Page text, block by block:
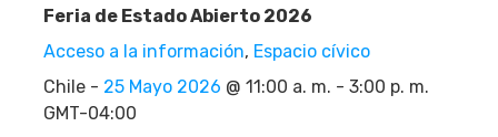
Feria de Estado Abierto 2026
Acceso a la información, Espacio cívico
Chile - 25 Mayo 2026 @ 11:00 a. m. - 3:00 p. m.
GMT-04:00